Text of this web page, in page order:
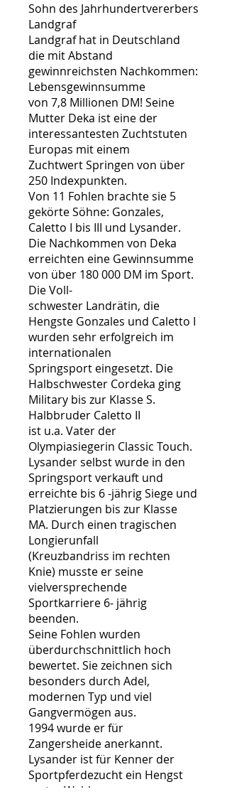
Sohn des Jahrhundertvererbers
Landgraf
Landgraf hat in Deutschland
die mit Abstand
gewinnreichsten Nachkommen:
Lebensgewinnsumme
von 7,8 Millionen DM! Seine
Mutter Deka ist eine der
interessantesten Zuchtstuten
Europas mit einem
Zuchtwert Springen von über
250 Indexpunkten.
Von 11 Fohlen brachte sie 5
gekörte Söhne: Gonzales,
Caletto I bis III und Lysander.
Die Nachkommen von Deka
erreichten eine Gewinnsumme
von über 180 000 DM im Sport.
Die Voll-
schwester Landrätin, die
Hengste Gonzales und Caletto I
wurden sehr erfolgreich im
internationalen
Springsport eingesetzt. Die
Halbschwester Cordeka ging
Military bis zur Klasse S.
Halbbruder Caletto II
ist u.a. Vater der
Olympiasiegerin Classic Touch.
Lysander selbst wurde in den
Springsport verkauft und
erreichte bis 6 -jährig Siege und
Platzierungen bis zur Klasse
MA. Durch einen tragischen
Longierunfall
(Kreuzbandriss im rechten
Knie) musste er seine
vielversprechende
Sportkarriere 6- jährig
beenden.
Seine Fohlen wurden
überdurchschnittlich hoch
bewertet. Sie zeichnen sich
besonders durch Adel,
modernen Typ und viel
Gangvermögen aus.
1994 wurde er für
Zangersheide anerkannt.
Lysander ist für Kenner der
Sportpferdezucht ein Hengst
erster Wahl.